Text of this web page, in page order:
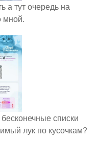
а тут очередь на
мной.
списки
лук по кусочкам?